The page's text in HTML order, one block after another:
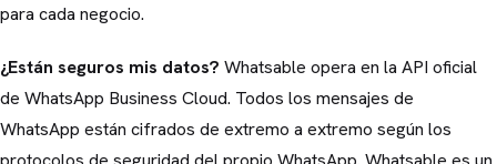
para cada negocio.
¿Están seguros mis datos? Whatsable opera en la API oficial
de WhatsApp Business Cloud. Todos los mensajes de
WhatsApp están cifrados de extremo a extremo según los